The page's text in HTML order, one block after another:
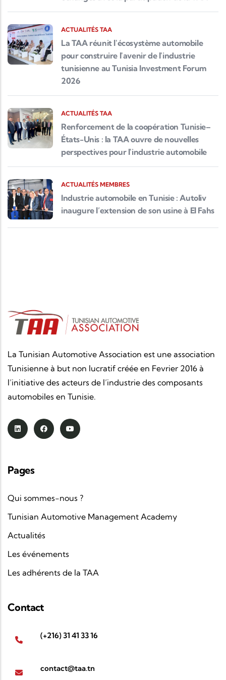
ACTUALITÉS TAA
La TAA réunit l'écosystème automobile
pour construire l'avenir de l'industrie
tunisienne au Tunisia Investment Forum
2026
ACTUALITÉS TAA
Renforcement de la coopération Tunisie–
États-Unis : la TAA ouvre de nouvelles
perspectives pour l'industrie automobile
ACTUALITÉS MEMBRES
Industrie automobile en Tunisie : Autoliv
inaugure l’extension de son usine à El Fahs
La Tunisian Automotive Association est une association
Tunisienne à but non lucratif créée en Fevrier 2016 à
l’initiative des acteurs de l’industrie des composants
automobiles en Tunisie.
Pages
Qui sommes-nous ?
Tunisian Automotive Management Academy
Actualités
Les événements
Les adhérents de la TAA
Contact
(+216) 31 41 33 16
contact@taa.tn